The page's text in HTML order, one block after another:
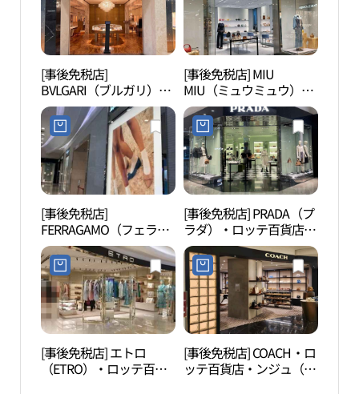
[事後免税店]
BVLGARI（ブルガリ）・
ロッテ百貨店・ンジュ
（光州）店(불가리 롯데
백화점 광주점)
[事後免税店] MIU
MIU（ミュウミュウ）・
ロッテ百貨店・ンジュ
（光州）店(미우미우 롯
데백화점 광주점)
[事後免税店]
FERRAGAMO（フェラガ
モ）・ロッテ百貨店クァ
ンジュ（光州）店(페라
가모 롯데백화점 광주점)
[事後免税店] PRADA（プ
ラダ）・ロッテ百貨店ク
ァンジュ（光州）店(프
라다 롯데백화점 광주점)
[事後免税店] エトロ
（ETRO）・ロッテ百貨
[事後免税店] COACH・ロ
ッテ百貨店・ンジュ（光